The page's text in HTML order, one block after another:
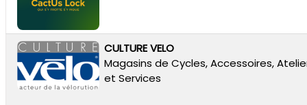
CULTURE VELO
Magasins de Cycles, Accessoires,
et Services